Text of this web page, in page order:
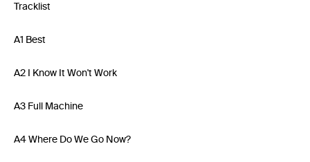
Tracklist
A1 Best
A2 I Know It Won't Work
A3 Full Machine
A4 Where Do We Go Now?